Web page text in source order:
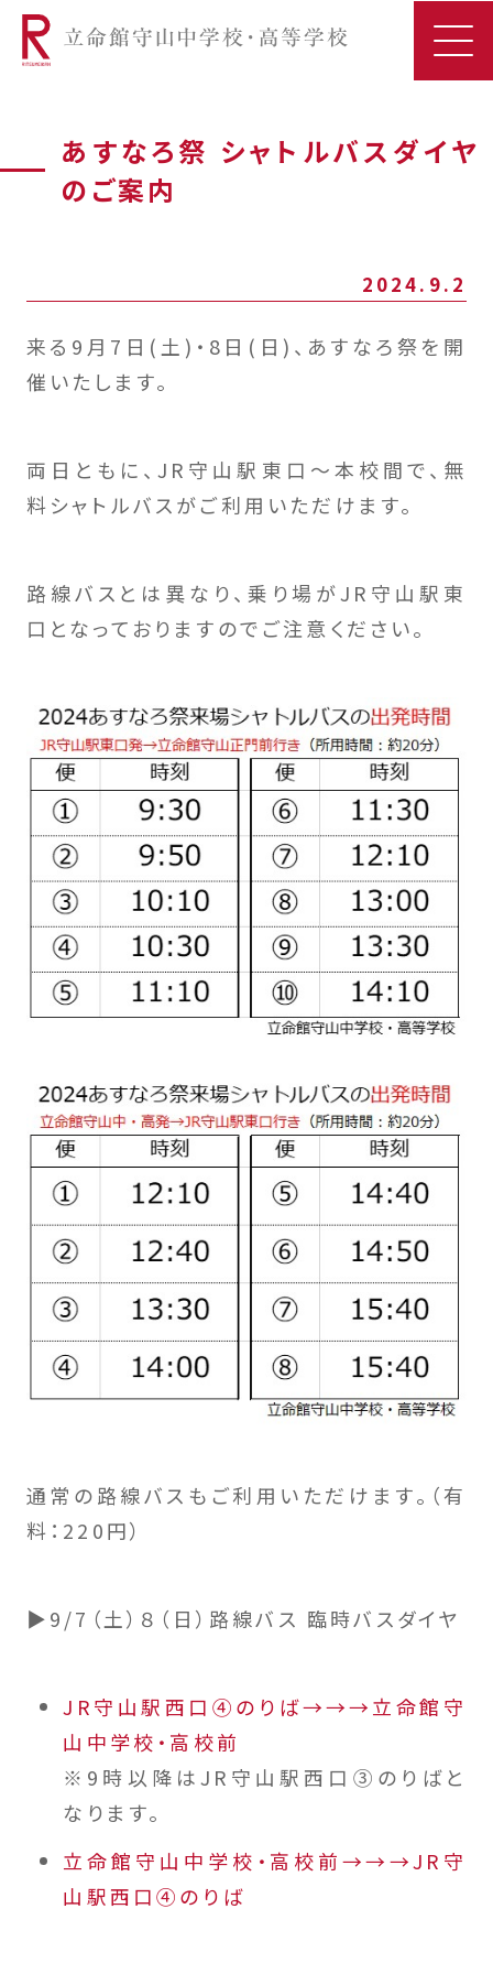
あすなろ祭 シャトルバスダイヤ
のご案内
2024.9.2
来る9月7日(土)・8日(日)、あすなろ祭を開
催いたします。
両日ともに、JR守山駅東口～本校間で、無
料シャトルバスがご利用いただけます。
路線バスとは異なり、乗り場がJR守山駅東
口となっておりますのでご注意ください。
通常の路線バスもご利用いただけます。（有
料：220円）
▶9/7（土）８（日）路線バス 臨時バスダイヤ
JR守山駅西口④のりば→→→立命館守
山中学校・高校前
※9時以降はJR守山駅西口③のりばと
なります。
立命館守山中学校・高校前→→→JR守
山駅西口④のりば